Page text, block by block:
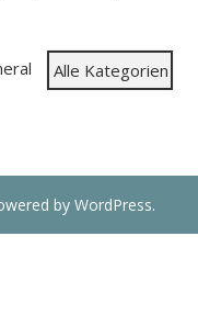
Alle Kategorien
by WordPress.